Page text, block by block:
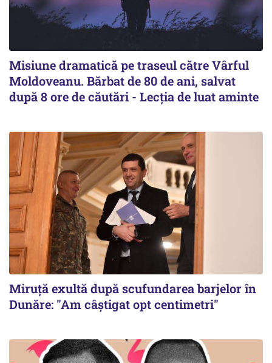
Misiune dramatică pe traseul către Vârful
Moldoveanu. Bărbat de 80 de ani, salvat
după 8 ore de căutări - Lecția de luat aminte
Miruță exultă după scufundarea barjelor în
Dunăre: "Am câștigat opt centimetri"